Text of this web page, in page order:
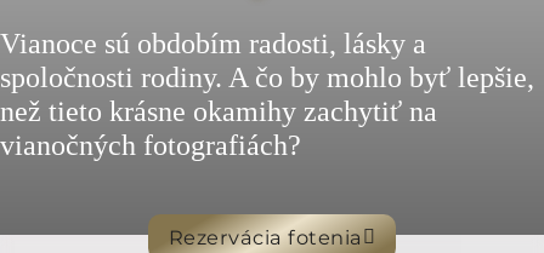
Vianoce sú obdobím radosti, lásky a
spoločnosti rodiny. A čo by mohlo byť lepšie,
než tieto krásne okamihy zachytiť na
vianočných fotografiách?
Rezervácia fotenia